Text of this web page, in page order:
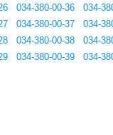
034-380-00-36
034-380-00-37
034-380-00-38
034-380-00-39
034-
034-
034-
034-